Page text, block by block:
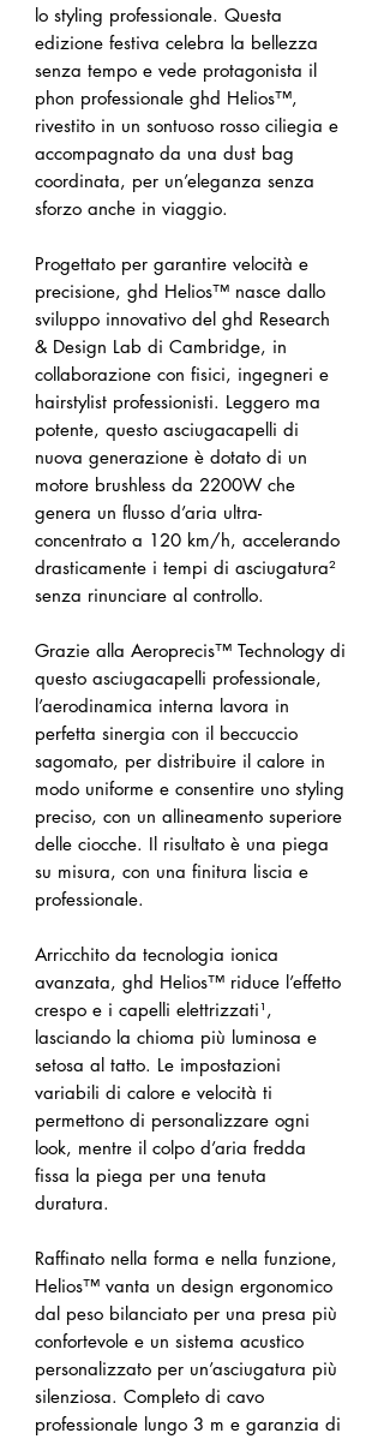
lo styling professionale. Questa
edizione festiva celebra la bellezza
senza tempo e vede protagonista il
phon professionale ghd Helios™,
rivestito in un sontuoso rosso ciliegia e
accompagnato da una dust bag
coordinata, per un’eleganza senza
sforzo anche in viaggio.
Progettato per garantire velocità e
precisione, ghd Helios™ nasce dallo
sviluppo innovativo del ghd Research
& Design Lab di Cambridge, in
collaborazione con fisici, ingegneri e
hairstylist professionisti. Leggero ma
potente, questo asciugacapelli di
nuova generazione è dotato di un
motore brushless da 2200W che
genera un flusso d’aria ultra-
concentrato a 120 km/h, accelerando
drasticamente i tempi di asciugatura²
senza rinunciare al controllo.
Grazie alla Aeroprecis™ Technology di
questo asciugacapelli professionale,
l’aerodinamica interna lavora in
perfetta sinergia con il beccuccio
sagomato, per distribuire il calore in
modo uniforme e consentire uno styling
preciso, con un allineamento superiore
delle ciocche. Il risultato è una piega
su misura, con una finitura liscia e
professionale.
Arricchito da tecnologia ionica
avanzata, ghd Helios™ riduce l’effetto
crespo e i capelli elettrizzati¹,
lasciando la chioma più luminosa e
setosa al tatto. Le impostazioni
variabili di calore e velocità ti
permettono di personalizzare ogni
look, mentre il colpo d’aria fredda
fissa la piega per una tenuta
duratura.
Raffinato nella forma e nella funzione,
Helios™ vanta un design ergonomico
dal peso bilanciato per una presa più
confortevole e un sistema acustico
personalizzato per un’asciugatura più
silenziosa. Completo di cavo
professionale lungo 3 m e garanzia di